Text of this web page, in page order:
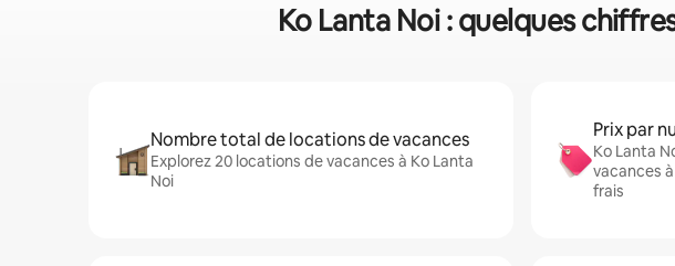
Ko Lanta Noi : quelques
Nombre total de locations de vacances
Explorez 20 locations de vacances à Ko Lanta
Noi
Prix par
Ko Lanta
vacances
frais